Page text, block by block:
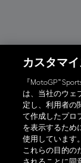
カスタマ
『MotoGP™
は、当社のウェ
定し、利用者の
て作成したプロ
を表示するため
使用しています
これらの目的の